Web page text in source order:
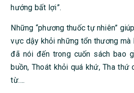
hướng bất lợi”.
Những “phương thuốc tự nhiên”
vực dậy khỏi những tổn thương mà
đã nói đến trong cuốn sách bao
buồn, Thoát khỏi quá khứ, Tha thứ
từ….